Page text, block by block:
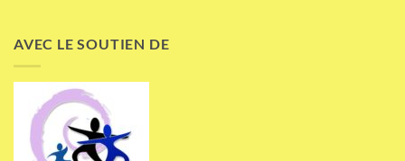
AVEC LE SOUTIEN DE